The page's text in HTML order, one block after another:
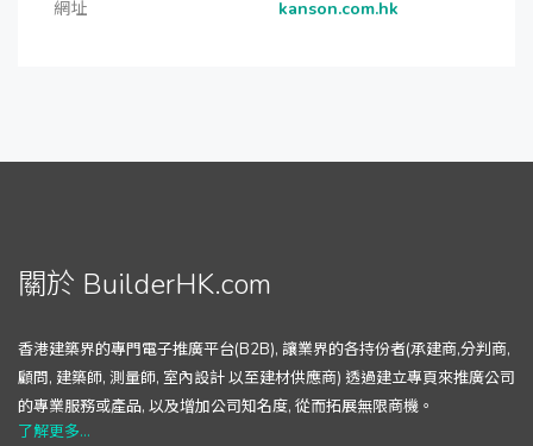
網址
kanson.com.hk
關於 BuilderHK.com
香港建築界的專門電子推廣平台(B2B), 讓業界的各持份者(承建商,分判商,
顧問, 建築師, 測量師, 室內設計 以至建材供應商) 透過建立專頁來推廣公司
的專業服務或產品, 以及增加公司知名度, 從而拓展無限商機。
了解更多...